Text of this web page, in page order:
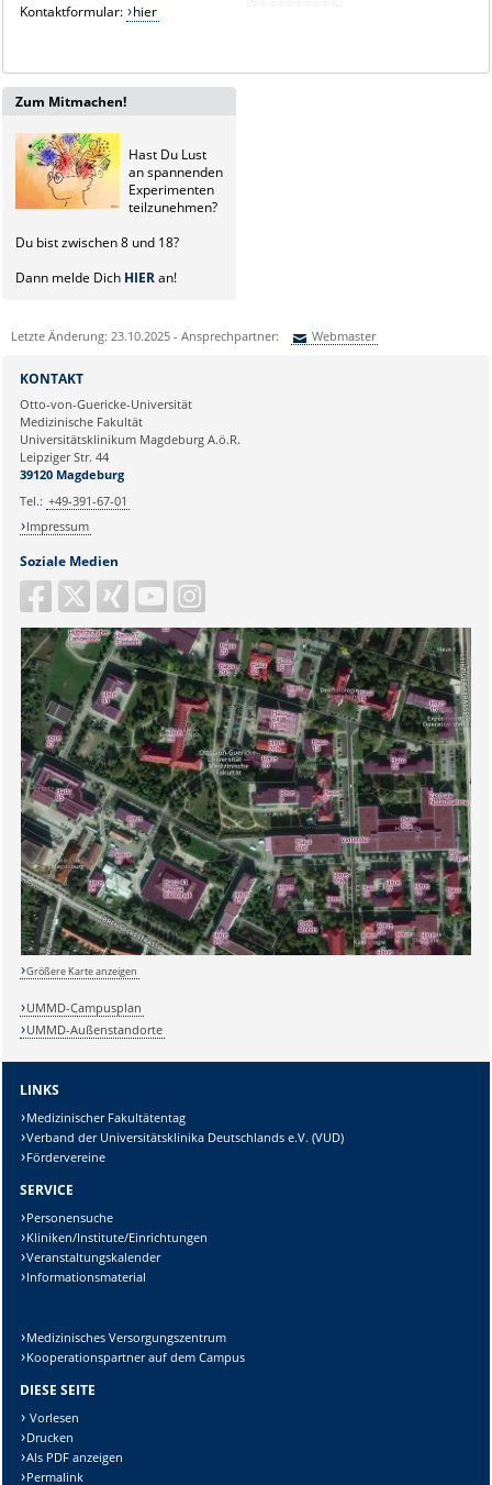
Kontaktformular: hier
Zum Mitmachen!
Hast Du Lust
an spannenden
Experimenten
teilzunehmen?
Du bist zwischen 8 und 18?
Dann melde Dich HIERan!
Letzte Änderung: 23.10.2025 - Ansprechpartner: Webmaster
Ihre E-Mailadresse:
Ihr Anliegen:
Lösung:
Soziale Medien
KONTAKT
Otto-von-Guericke-Universität
Medizinische Fakultät
Universitätsklinikum Magdeburg A.ö.R.
Leipziger Str. 44
39120 Magdeburg
Tel.: +49-391-67-01
Impressum
Größere Karte anzeigen
UMMD-Campusplan
UMMD-Außenstandorte
LINKS
Medizinischer Fakultätentag
Verband der Universitätsklinika Deutschlands e.V. (VUD)
Fördervereine
SERVICE
Personensuche
Kliniken/Institute/Einrichtungen
Veranstaltungskalender
Informationsmaterial
Medizinisches Versorgungszentrum
Kooperationspartner auf dem Campus
DIESE SEITE
Vorlesen
Drucken
Als PDF anzeigen
Permalink